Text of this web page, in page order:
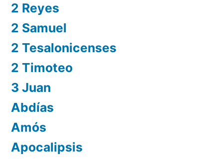
2 Reyes
2 Samuel
2 Tesalonicenses
2 Timoteo
3 Juan
Abdías
Amós
Apocalipsis